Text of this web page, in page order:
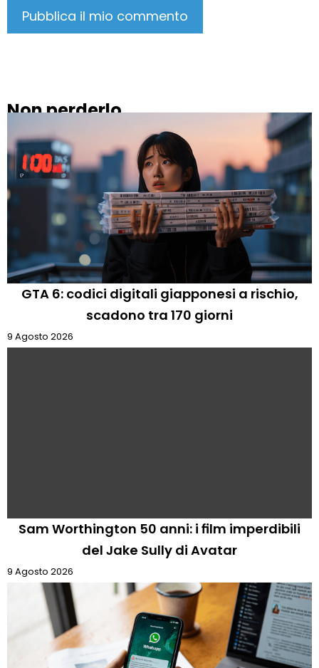
Non perderlo
GTA 6: codici digitali giapponesi a rischio,
scadono tra 170 giorni
9 Agosto 2026
Sam Worthington 50 anni: i film imperdibili
del Jake Sully di Avatar
9 Agosto 2026